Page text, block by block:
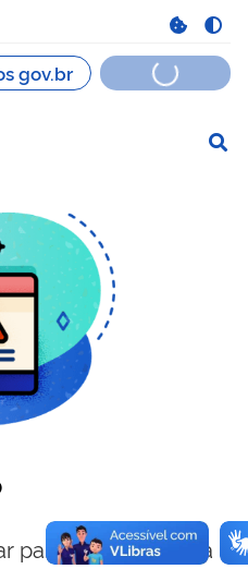
para visualizar essa